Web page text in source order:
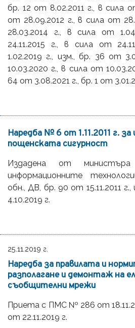
бр. 12 от 8.02.2011 г., в сила
от 28.09.2012 г., в сила от
28.03.2014 г., в сила от
24.11.2015 г., в сила от
1.02.2019 г., изм., бр. 36 от
10.03.2020 г., в сила от
64 от 3.08.2021 г., бр. 1 от
Наредба № 6 от 1.11.2011 г.
пощенската сигурност
Издадена от
информационните
обн., ДВ, бр. 90 от 15.11.2011
4.10.2019 г.
25.11.2019 г.
Наредба за правилата и
разполагане и демонтаж на
съобщителни мрежи
Приета с ПМС № 286 от
от 22.11.2019 г.